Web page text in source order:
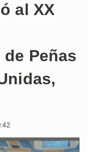
al XX
Peñas